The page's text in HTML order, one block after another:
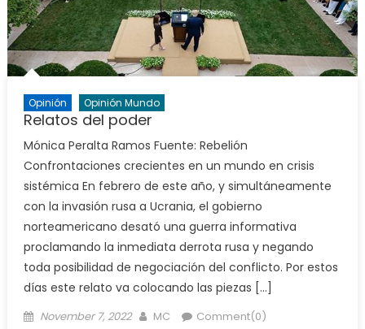
Opinión Opinión Mundo
Relatos del poder
Mónica Peralta Ramos Fuente: Rebelión
Confrontaciones crecientes en un mundo en crisis
sistémica En febrero de este año, y simultáneamente
con la invasión rusa a Ucrania, el gobierno
norteamericano desató una guerra informativa
proclamando la inmediata derrota rusa y negando
toda posibilidad de negociación del conflicto. Por estos
días este relato va colocando las piezas […]
Posted
November 7, 2022 Author
MC Comment(0)